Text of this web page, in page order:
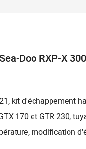
Doo RXP-X
kit d'échappement
170 et GTR 230,
modification